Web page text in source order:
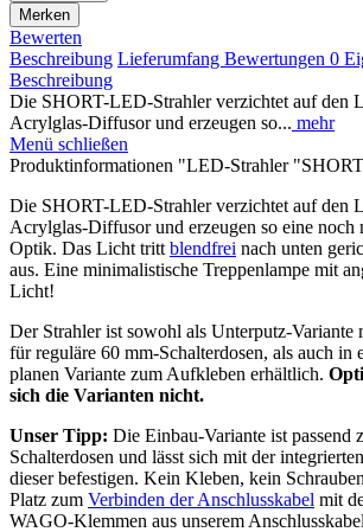
Merken
Bewerten
Beschreibung Lieferumfang Bewertungen 0
Beschreibung
Die SHORT-LED-Strahler verzichtet auf den
Acrylglas-Diffusor und erzeugen so... mehr
Menü schließen
Produktinformationen "LED-Strahler
Die SHORT-LED-Strahler verzichtet auf den
Acrylglas-Diffusor und erzeugen so eine noch
Optik. Das Licht tritt blendfrei nach unten
aus. Eine minimalistische Treppenlampe mit
Licht!
Der Strahler ist sowohl als Unterputz-Variante
für reguläre 60 mm-Schalterdosen, als auch in
planen Variante zum Aufkleben erhältlich.
sich die Varianten nicht.
Unser Tipp: Die Einbau-Variante ist passend
Schalterdosen und lässt sich mit der
dieser befestigen. Kein Kleben, kein
Platz zum Verbinden der Anschlusskabel mit
WAGO-Klemmen aus unserem